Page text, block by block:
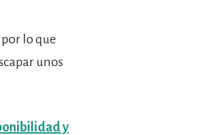
lo que
unos
y